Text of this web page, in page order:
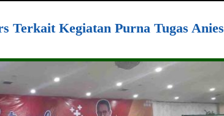
Terkait Kegiatan Purna Tugas Anies